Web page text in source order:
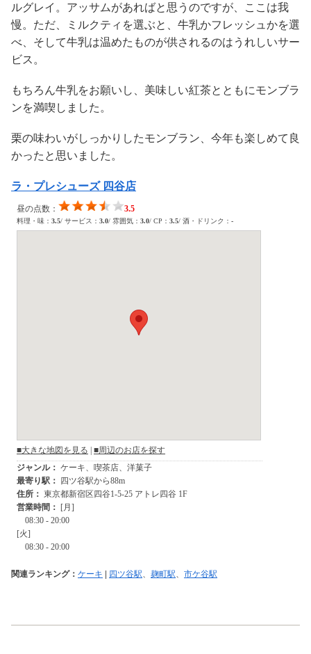
ルグレイ。アッサムがあればと思うのですが、ここは我
慢。ただ、ミルクティを選ぶと、牛乳かフレッシュかを選
べ、そして牛乳は温めたものが供されるのはうれしいサー
ビス。
もちろん牛乳をお願いし、美味しい紅茶とともにモンブラ
ンを満喫しました。
栗の味わいがしっかりしたモンブラン、今年も楽しめて良
かったと思いました。
ラ・プレシューズ 四谷店
関連ランキング： ケーキ 四ツ谷駅、 麹町駅、 市ケ谷駅